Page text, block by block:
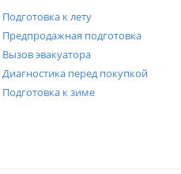
Подготовка к лету
Предпродажная подготовка
Вызов эвакуатора
Диагностика перед покупкой
Подготовка к зиме